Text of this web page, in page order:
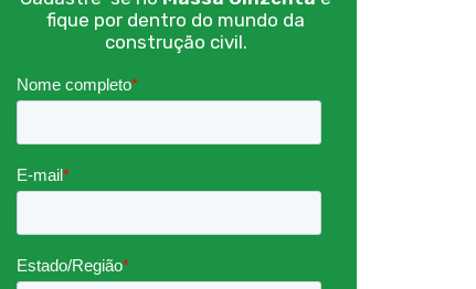
fique por dentro do mundo da
construção civil.